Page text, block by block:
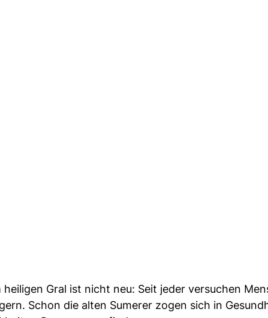
heiligen Gral ist nicht neu: Seit jeder versuchen
Schon die alten Sumerer zogen sich in